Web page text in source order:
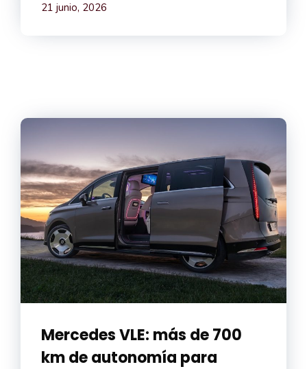
21 junio, 2026
Mercedes VLE: más de 700
km de autonomía para